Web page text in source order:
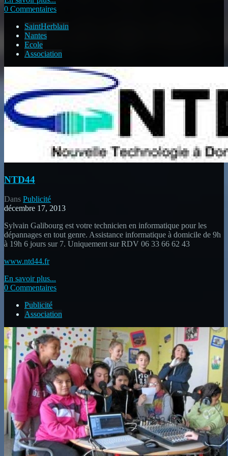
0 Commentaires
SaintHerblain
Nantes
Ecole
Association
NTD44
Dans Publicité
décembre 17, 2013
Sylvain Galibourg est votre technicien en informatique pour les
dépannages en tout genre. Assistance informatique à domicile de 9h
à 19h 6 jours sur 7. Uniquement sur RDV 06 33 66 62 43
www.ntd44.fr
En savoir plus...
0 Commentaires
Publicité
Association